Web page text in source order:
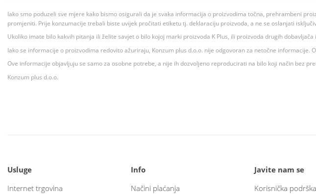
Iako smo poduzeli sve mjere kako bismo osigurali da je svaka informacija o proizvodima točna, prehrambeni
promjeniti. Prije konzumacije trebali biste uvijek pročitati etiketu tj. deklaraciju proizvoda, a ne se oslanjati
Ukoliko imate bilo kakvih pitanja ili želite savjet o bilo kojoj marki proizvoda K Plus, ili proizvoda drugih
Iako se informacije o proizvodima redovito ažuriraju, Konzum plus d.o.o. nije odgovoran za netočne informacije.
Ove informacije objavljuju se samo za osobne potrebe, a nije ih dozvoljeno reproducirati na bilo koji način bez
Konzum plus d.o.o.
Usluge
Internet trgovina
Info
Načini plaćanja
Javite nam se
Korisnička podrška